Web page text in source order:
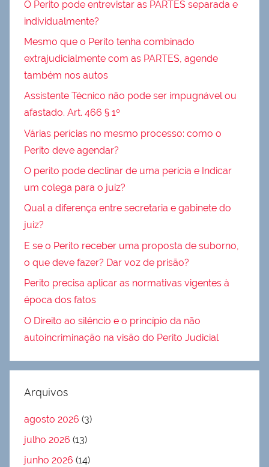
O Perito pode entrevistar as PARTES separada e
individualmente?
Mesmo que o Perito tenha combinado
extrajudicialmente com as PARTES, agende
também nos autos
Assistente Técnico não pode ser impugnável ou
afastado. Art. 466 § 1º
Várias perícias no mesmo processo: como o
Perito deve agendar?
O perito pode declinar de uma perícia e Indicar
um colega para o juiz?
Qual a diferença entre secretaria e gabinete do
juiz?
E se o Perito receber uma proposta de suborno,
o que deve fazer? Dar voz de prisão?
Perito precisa aplicar as normativas vigentes à
época dos fatos
O Direito ao silêncio e o princípio da não
autoincriminação na visão do Perito Judicial
Arquivos
agosto 2026 (3)
julho 2026 (13)
junho 2026 (14)